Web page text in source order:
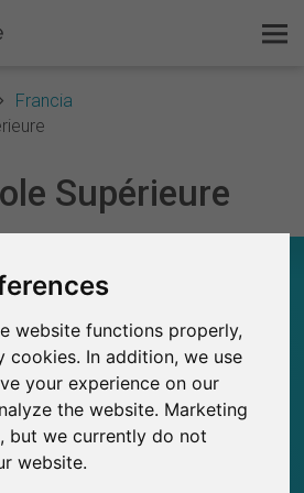
website functions properly,
cookies. In addition, we use
your experience on our
the website. Marketing
but we currently do not
website.
Francia
Supérieure
– A COLPO
9
in precedenza su
SurveyCircle
0
pubblicati su SurveyCircle
Questo è SurveyCircle
Survey Ranking
Scopri la ricerca
FAQ
Registrati gratis
Accedi